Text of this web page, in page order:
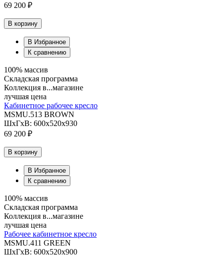
69 200 ₽
В корзину
В Избранное
К сравнению
100% массив
Складская программа
Коллекция в...магазине
лучшая цена
Кабинетное рабочее кресло
MSMU.513 BROWN
ШхГхВ: 600х520х930
69 200 ₽
В корзину
В Избранное
К сравнению
100% массив
Складская программа
Коллекция в...магазине
лучшая цена
Рабочее кабинетное кресло
MSMU.411 GREEN
ШхГхВ: 600х520х900